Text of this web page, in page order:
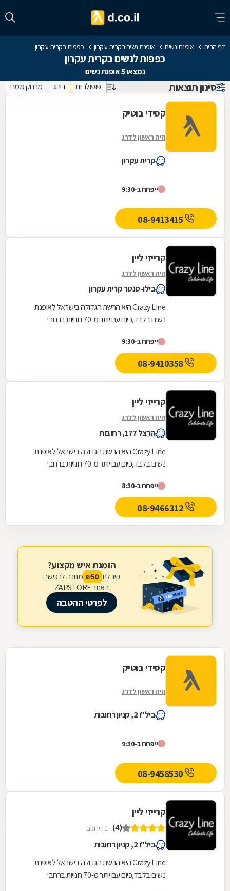
דף הבית אופנת נשים אופנת נשים בקרית עקרון כפפות בקרית עקרון
כפפות לנשים בקרית עקרון
נמצאו 5 אופנת נשים
סינון תוצאות פופולריות דירוג מרחק ממני
קסידי בוטיק
היה ראשון לדרג
קרית עקרון
ייפתח ב-9:30
קרייזי ליין
היה ראשון לדרג
בילו-סנטר קרית עקרון
Crazy Line היא הרשת הגדולה בישראל לאופנת
נשים בלבד,כיום עם יותר מ-70 חנויות ברחבי
הנאמן שלה בגדים...
ייפתח ב-9:30
08-9410358
קרייזי ליין
היה ראשון לדרג
הרצל 177, רחובות
Crazy Line היא הרשת הגדולה בישראל לאופנת
נשים בלבד,כיום עם יותר מ-70 חנויות ברחבי
הנאמן שלה בגדים...
ייפתח ב-8:30
הזמנת איש מקצוע?
קיבלת 50
₪ מתנה לרכישה
באתר ZAPSTORE
לפרטי ההטבה
קסידי בוטיק
היה ראשון לדרג
ביל"ו 2, קניון רחובות
ייפתח ב-9:30
08-9458530
קרייזי ליין
(4) 1 דירוגים
ביל"ו 2, קניון רחובות
Crazy Line היא הרשת הגדולה בישראל לאופנת
נשים בלבד,כיום עם יותר מ-70 חנויות ברחבי